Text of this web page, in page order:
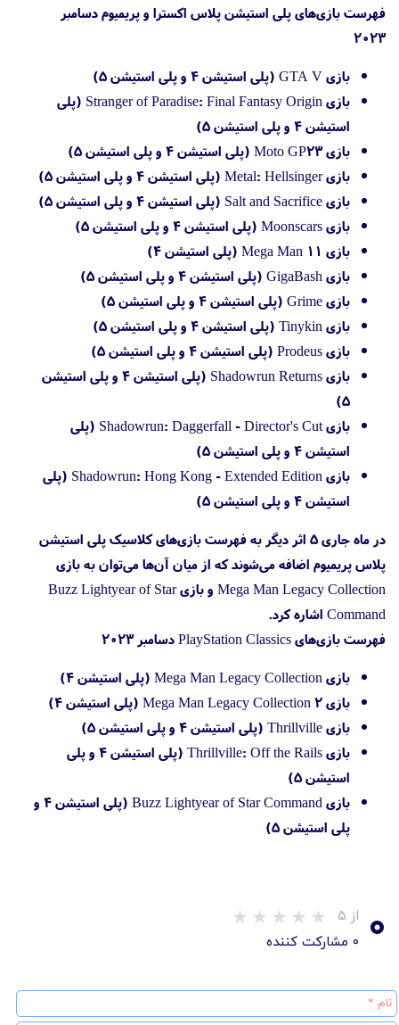
فهرست بازی‌های پلی استیشن پلاس اکسترا و پریمیوم دسامبر
۲۰۲۳
بازی GTA V (پلی استیشن 4 و پلی استیشن 5)
بازی Stranger of Paradise: Final Fantasy Origin (پلی
استیشن 4 و پلی استیشن 5)
بازی Moto GP23 (پلی استیشن 4 و پلی استیشن 5)
بازی Metal: Hellsinger (پلی استیشن 4 و پلی استیشن 5)
بازی Salt and Sacrifice (پلی استیشن 4 و پلی استیشن 5)
بازی Moonscars (پلی استیشن 4 و پلی استیشن 5)
بازی Mega Man 11 (پلی استیشن 4)
بازی GigaBash (پلی استیشن 4 و پلی استیشن 5)
بازی Grime (پلی استیشن 4 و پلی استیشن 5)
بازی Tinykin (پلی استیشن 4 و پلی استیشن 5)
بازی Prodeus (پلی استیشن 4 و پلی استیشن 5)
بازی Shadowrun Returns (پلی استیشن 4 و پلی استیشن
5)
بازی Shadowrun: Daggerfall - Director's Cut (پلی
استیشن 4 و پلی استیشن 5)
بازی Shadowrun: Hong Kong - Extended Edition (پلی
استیشن 4 و پلی استیشن 5)
در ماه جاری ۵ اثر دیگر به فهرست بازی‌های کلاسیک پلی استیشن
پلاس پریمیوم اضافه می‌شوند که از میان آن‌ها می‌توان به بازی
Mega Man Legacy Collection و بازی Buzz Lightyear of Star
Command اشاره کرد.
فهرست بازی‌های PlayStation Classics دسامبر ۲۰۲۳
بازی Mega Man Legacy Collection (پلی استیشن 4)
بازی Mega Man Legacy Collection 2 (پلی استیشن 4)
بازی Thrillville (پلی استیشن 4 و پلی استیشن 5)
بازی Thrillville: Off the Rails (پلی استیشن 4 و پلی
استیشن 5)
بازی Buzz Lightyear of Star Command (پلی استیشن 4 و
پلی استیشن 5)
۰ از ۵
۰ مشارکت کننده